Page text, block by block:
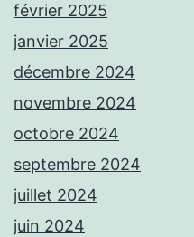
février 2025
janvier 2025
décembre 2024
novembre 2024
octobre 2024
septembre 2024
juillet 2024
juin 2024